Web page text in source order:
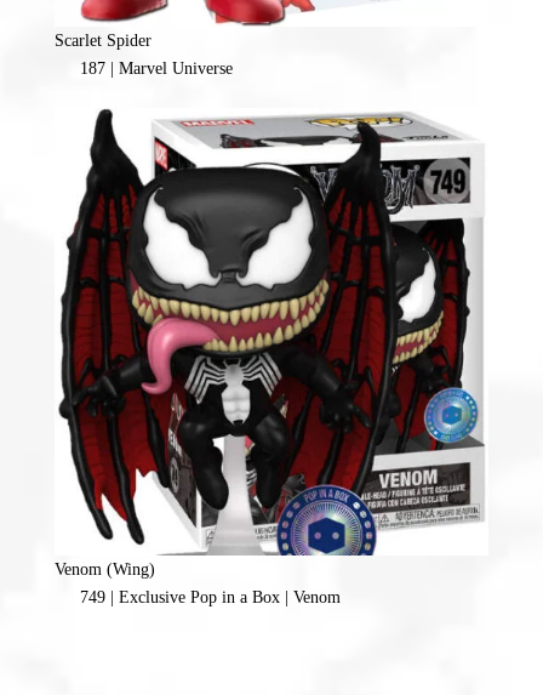
Scarlet Spider
187 | Marvel Universe
Venom (Wing)
749 | Exclusive Pop in a Box | Venom